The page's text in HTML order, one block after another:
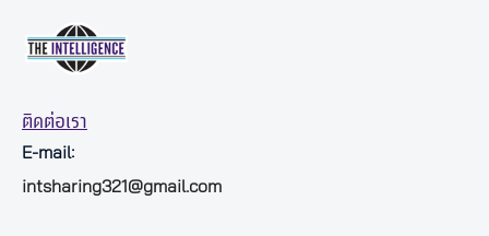
ติดต่อเรา
E-mail:
intsharing321@gmail.com